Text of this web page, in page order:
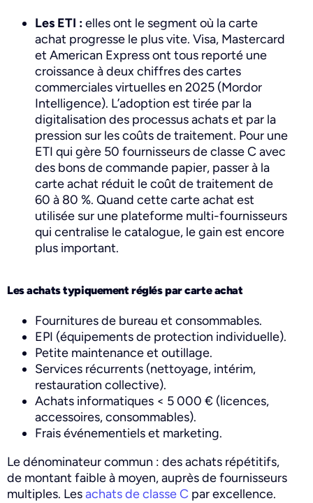
Les ETI :elles ont le segment où la carte
achat progresse le plus vite. Visa, Mastercard
et American Express ont tous reporté une
croissance à deux chiffres des cartes
commerciales virtuelles en 2025 (Mordor
Intelligence). L’adoption est tirée par la
digitalisation des processus achats et par la
pression sur les coûts de traitement. Pour une
ETI qui gère 50 fournisseurs de classe C avec
des bons de commande papier, passer à la
carte achat réduit le coût de traitement de
60 à 80 %. Quand cette carte achat est
utilisée sur une plateforme multi-fournisseurs
qui centralise le catalogue, le gain est encore
plus important.
Les achats typiquement réglés par carte achat
Fournitures de bureau et consommables.
EPI (équipements de protection individuelle).
Petite maintenance et outillage.
Services récurrents (nettoyage, intérim,
restauration collective).
Achats informatiques < 5 000 € (licences,
accessoires, consommables).
Frais événementiels et marketing.
Le dénominateur commun : des achats répétitifs,
de montant faible à moyen, auprès de fournisseurs
multiples. Lesachats de classe C par excellence.